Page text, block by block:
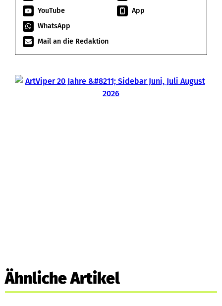
YouTube
App
WhatsApp
Mail an die Redaktion
Ähnliche Artikel